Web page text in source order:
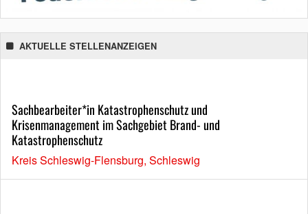
AKTUELLE STELLENANZEIGEN
Sachbearbeiter*in Katastrophenschutz und
Krisenmanagement im Sachgebiet Brand- und
Katastrophenschutz
Kreis Schleswig-Flensburg, Schleswig